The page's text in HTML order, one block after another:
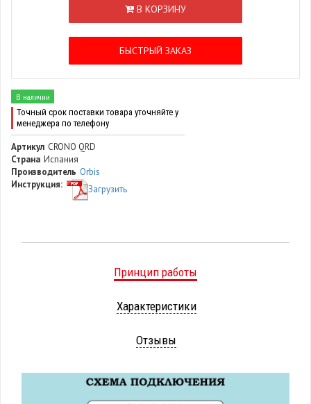
В КОРЗИНУ
БЫСТРЫЙ ЗАКАЗ
В наличии
Точный срок поставки товара уточняйте у
менеджера по телефону
Артикул CRONO QRD
Страна Испания
Производитель Orbis
Инструкция:
Загрузить
Принцип работы
Характеристики
Отзывы